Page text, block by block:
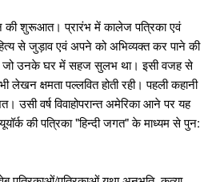
की शुरूआत। प्रारंभ में कालेज पत्रिका एवं
से जुड़ाव एवं अपने को अभिव्यक्त कर पाने की
है जो उनके घर में सहज सुलभ था। इसी वजह से
लेखन क्षमता पल्लवित होती रही। पहली कहानी
उसी वर्ष विवाहोपरान्त अमेरिका आने पर यह
की पत्रिका "हिन्दी जगत" के माध्यम से पुन: